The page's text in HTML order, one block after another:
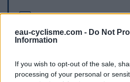
eau-cyclisme.com - Do Not
Information
If you wish to opt-out of the sale,
processing of your personal or
Fontaine le long de la route
Repères visuels